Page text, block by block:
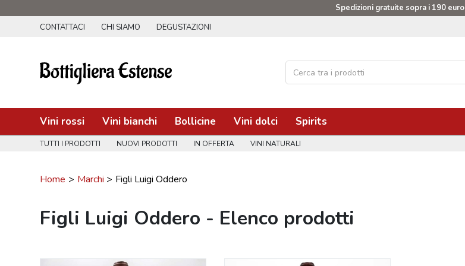
Spedizioni gratuite sopra i 190 euro
CONTATTACI
CHI SIAMO DEGUSTAZIONI
Vini rossi Vini bianchi Bollicine Vini dolci Spirits
TUTTI I PRODOTTI NUOVI PRODOTTI IN OFFERTA VINI NATURALI
Home Marchi Figli Luigi Oddero
Figli Luigi Oddero - Elenco prodotti